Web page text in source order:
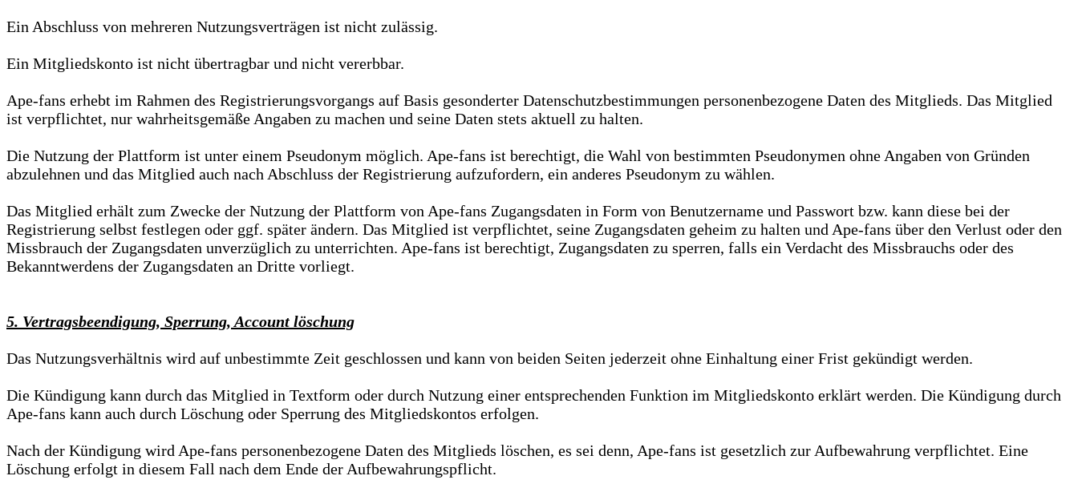
Ein Abschluss von mehreren Nutzungsverträgen ist nicht zulässig.
Ein Mitgliedskonto ist nicht übertragbar und nicht vererbbar.
Ape-fans erhebt im Rahmen des Registrierungsvorgangs auf Basis gesonderter Datenschutzbestimmungen personenbezogene Daten des Mitglieds. Das Mitglied
ist verpflichtet, nur wahrheitsgemäße Angaben zu machen und seine Daten stets aktuell zu halten.
Die Nutzung der Plattform ist unter einem Pseudonym möglich. Ape-fans ist berechtigt, die Wahl von bestimmten Pseudonymen ohne Angaben von Gründen
abzulehnen und das Mitglied auch nach Abschluss der Registrierung aufzufordern, ein anderes Pseudonym zu wählen.
Das Mitglied erhält zum Zwecke der Nutzung der Plattform von Ape-fans Zugangsdaten in Form von Benutzername und Passwort bzw. kann diese bei der
Registrierung selbst festlegen oder ggf. später ändern. Das Mitglied ist verpflichtet, seine Zugangsdaten geheim zu halten und Ape-fans über den Verlust oder den
Missbrauch der Zugangsdaten unverzüglich zu unterrichten. Ape-fans ist berechtigt, Zugangsdaten zu sperren, falls ein Verdacht des Missbrauchs oder des
Bekanntwerdens der Zugangsdaten an Dritte vorliegt.
5. Vertragsbeendigung, Sperrung, Account löschung
Das Nutzungsverhältnis wird auf unbestimmte Zeit geschlossen und kann von beiden Seiten jederzeit ohne Einhaltung einer Frist gekündigt werden.
Die Kündigung kann durch das Mitglied in Textform oder durch Nutzung einer entsprechenden Funktion im Mitgliedskonto erklärt werden. Die Kündigung durch
Ape-fans kann auch durch Löschung oder Sperrung des Mitgliedskontos erfolgen.
Nach der Kündigung wird Ape-fans personenbezogene Daten des Mitglieds löschen, es sei denn, Ape-fans ist gesetzlich zur Aufbewahrung verpflichtet. Eine
Löschung erfolgt in diesem Fall nach dem Ende der Aufbewahrungspflicht.